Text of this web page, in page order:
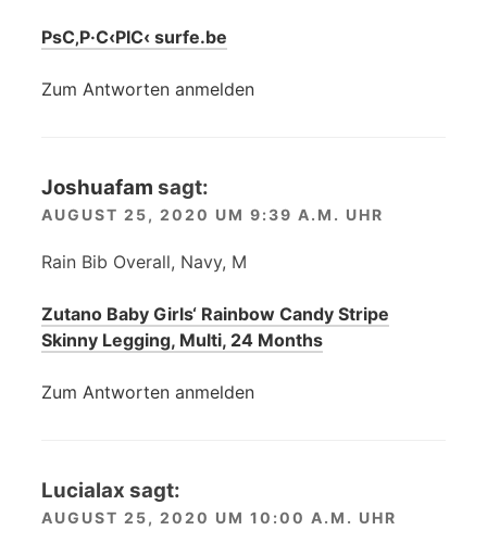
РѕС‚Р·С‹РІС‹ surfe.be
Zum Antworten anmelden
Joshuafam sagt:
AUGUST 25, 2020 UM 9:39 A.M. UHR
Rain Bib Overall, Navy, M
Zutano Baby Girls‘ Rainbow Candy Stripe
Skinny Legging, Multi, 24 Months
Zum Antworten anmelden
Lucialax sagt:
AUGUST 25, 2020 UM 10:00 A.M. UHR